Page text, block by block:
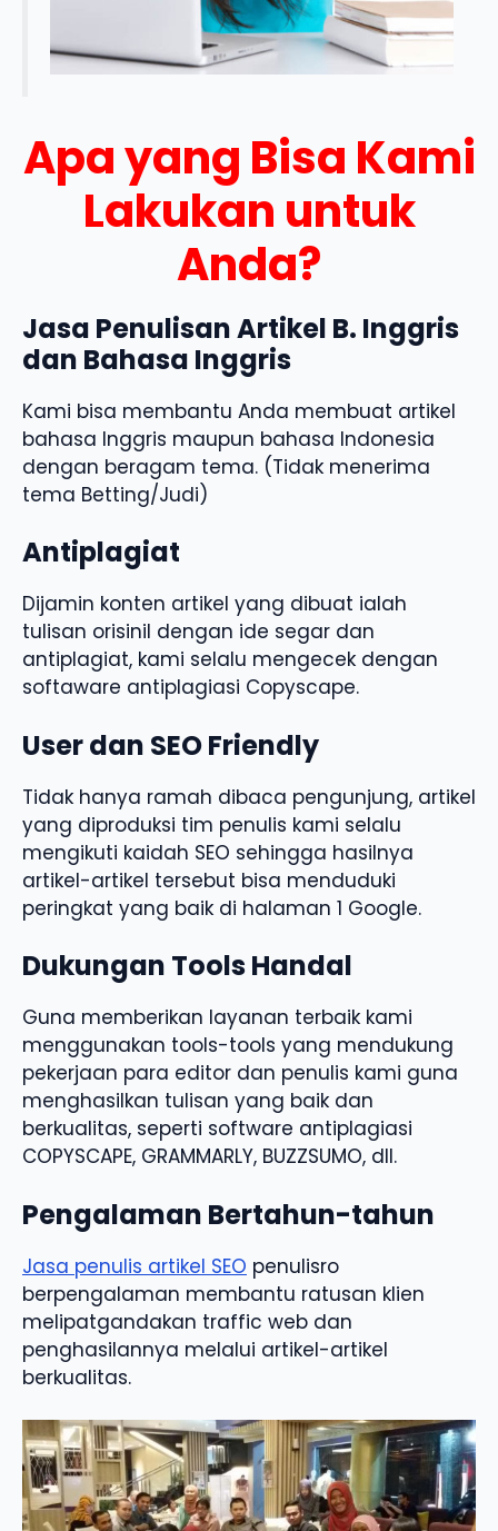
Apa yang Bisa Kami
Lakukan untuk
Anda?
Jasa Penulisan Artikel B. Inggris
dan Bahasa Inggris
Kami bisa membantu Anda membuat artikel
bahasa Inggris maupun bahasa Indonesia
dengan beragam tema. (Tidak menerima
tema Betting/Judi)
Antiplagiat
Dijamin konten artikel yang dibuat ialah
tulisan orisinil dengan ide segar dan
antiplagiat, kami selalu mengecek dengan
softaware antiplagiasi Copyscape.
User dan SEO Friendly
Tidak hanya ramah dibaca pengunjung, artikel
yang diproduksi tim penulis kami selalu
mengikuti kaidah SEO sehingga hasilnya
artikel-artikel tersebut bisa menduduki
peringkat yang baik di halaman 1 Google.
Dukungan Tools Handal
Guna memberikan layanan terbaik kami
menggunakan tools-tools yang mendukung
pekerjaan para editor dan penulis kami guna
menghasilkan tulisan yang baik dan
berkualitas, seperti software antiplagiasi
COPYSCAPE, GRAMMARLY, BUZZSUMO, dll.
Pengalaman Bertahun-tahun
Jasa penulis artikel SEO penulisro
berpengalaman membantu ratusan klien
melipatgandakan traffic web dan
penghasilannya melalui artikel-artikel
berkualitas.